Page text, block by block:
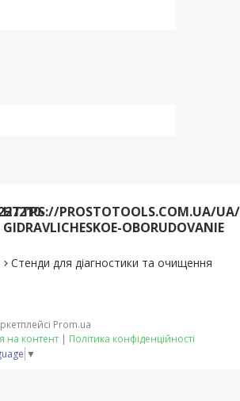
HTTPS://PROSTOTOOLS.COM.UA/
GIDRAVLICHESKOE-OBORUDOVANIE
Стенди для діагностики та очищення
Prom.ua
на контент | Політика конфіденційності
▼